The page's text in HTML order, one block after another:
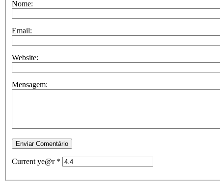
Nome:
Email:
Website:
Mensagem:
Current ye@r *